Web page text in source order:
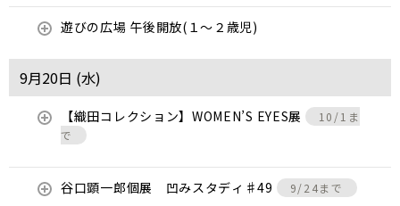
遊びの広場 午後開放(１～２歳児)
9月20日 (水)
【織田コレクション】WOMEN’S EYES展
10/1ま
で
谷口顕一郎個展 凹みスタディ♯49 9/24まで